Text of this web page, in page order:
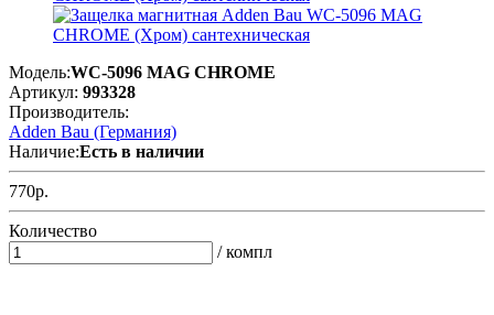
Модель:WC-5096 MAG CHROME
Артикул: 993328
Производитель:
Adden Bau (Германия)
Наличие:Есть в наличии
770р.
Количество
/ компл